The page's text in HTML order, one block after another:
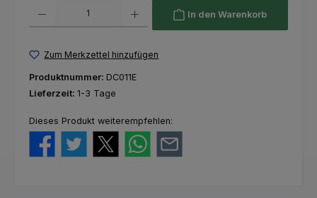
In den Warenkorb
Zum Merkzettel hinzufügen
Produktnummer: DC011E
Lieferzeit: 1-3 Tage
Dieses Produkt weiterempfehlen: